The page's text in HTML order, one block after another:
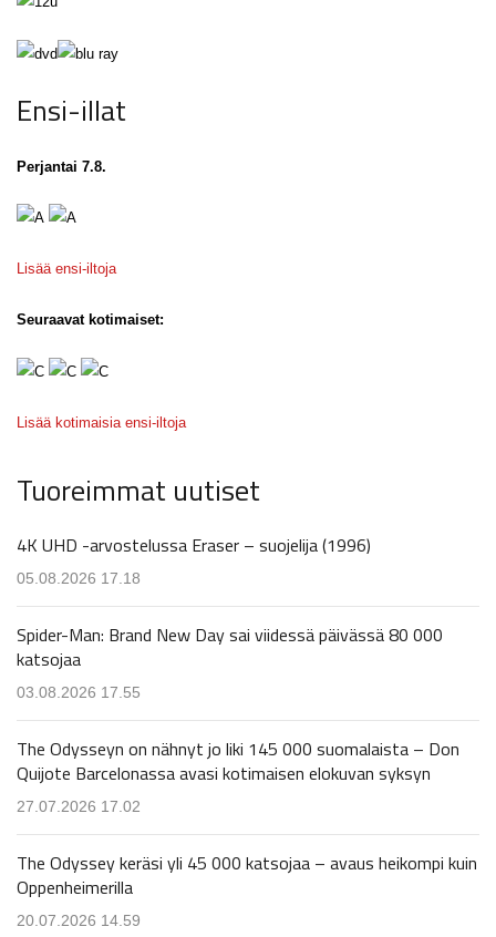
Ensi-illat
Perjantai 7.8.
Lisää ensi-iltoja
Seuraavat kotimaiset:
Lisää kotimaisia ensi-iltoja
Tuoreimmat uutiset
4K UHD -arvostelussa Eraser – suojelija (1996)
05.08.2026 17.18
Spider-Man: Brand New Day sai viidessä päivässä 80 000
katsojaa
03.08.2026 17.55
The Odysseyn on nähnyt jo liki 145 000 suomalaista – Don
Quijote Barcelonassa avasi kotimaisen elokuvan syksyn
27.07.2026 17.02
The Odyssey keräsi yli 45 000 katsojaa – avaus heikompi kuin
Oppenheimerilla
20.07.2026 14.59